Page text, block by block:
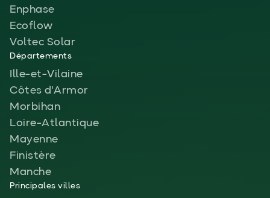
Enphase
Ecoflow
Voltec Solar
Départements
Ille-et-Vilaine
Côtes d'Armor
Morbihan
Loire-Atlantique
Mayenne
Finistère
Manche
Principales villes